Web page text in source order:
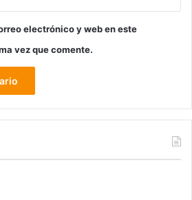
electrónico y web en este
vez que comente.